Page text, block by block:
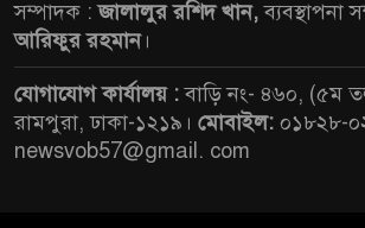
সম্পাদক :জালালুর রশিদ খান,ব্যবস্থাপনা
আরিফুর রহমান।
যোগাযোগ কার্যালয় :বাড়ি নং- ৪৬০, (৫ম
রামপুরা, ঢাকা-১২১৯। মোবাইল: ০১৮২৮-
newsvob57@gmail. com